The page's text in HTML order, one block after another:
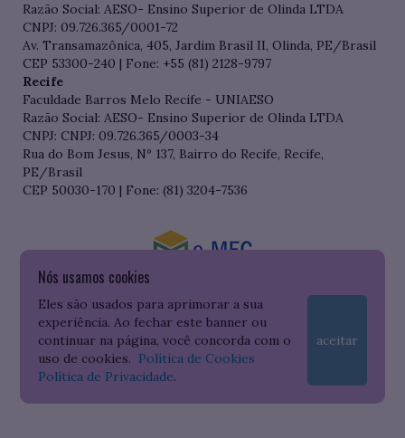
Nós usamos cookies
Eles são usados para aprimorar a sua
experiência. Ao fechar este banner ou
continuar na página, você concorda com o
uso de cookies. Política de Cookies
Política de Privacidade.
aceitar
Razão Social: AESO- Ensino Superior de Olinda LTDA
CNPJ: 09.726.365/0001-72
Av. Transamazônica, 405, Jardim Brasil II, Olinda, PE/Brasil
CEP 53300-240 | Fone: +55 (81) 2128-9797
Recife
Faculdade Barros Melo Recife - UNIAESO
Razão Social: AESO- Ensino Superior de Olinda LTDA
CNPJ: CNPJ: 09.726.365/0003-34
Rua do Bom Jesus, Nº 137, Bairro do Recife, Recife,
PE/Brasil
CEP 50030-170 | Fone: (81) 3204-7536
Consulte o cadastro da Instituição no Sistema do e-MEC